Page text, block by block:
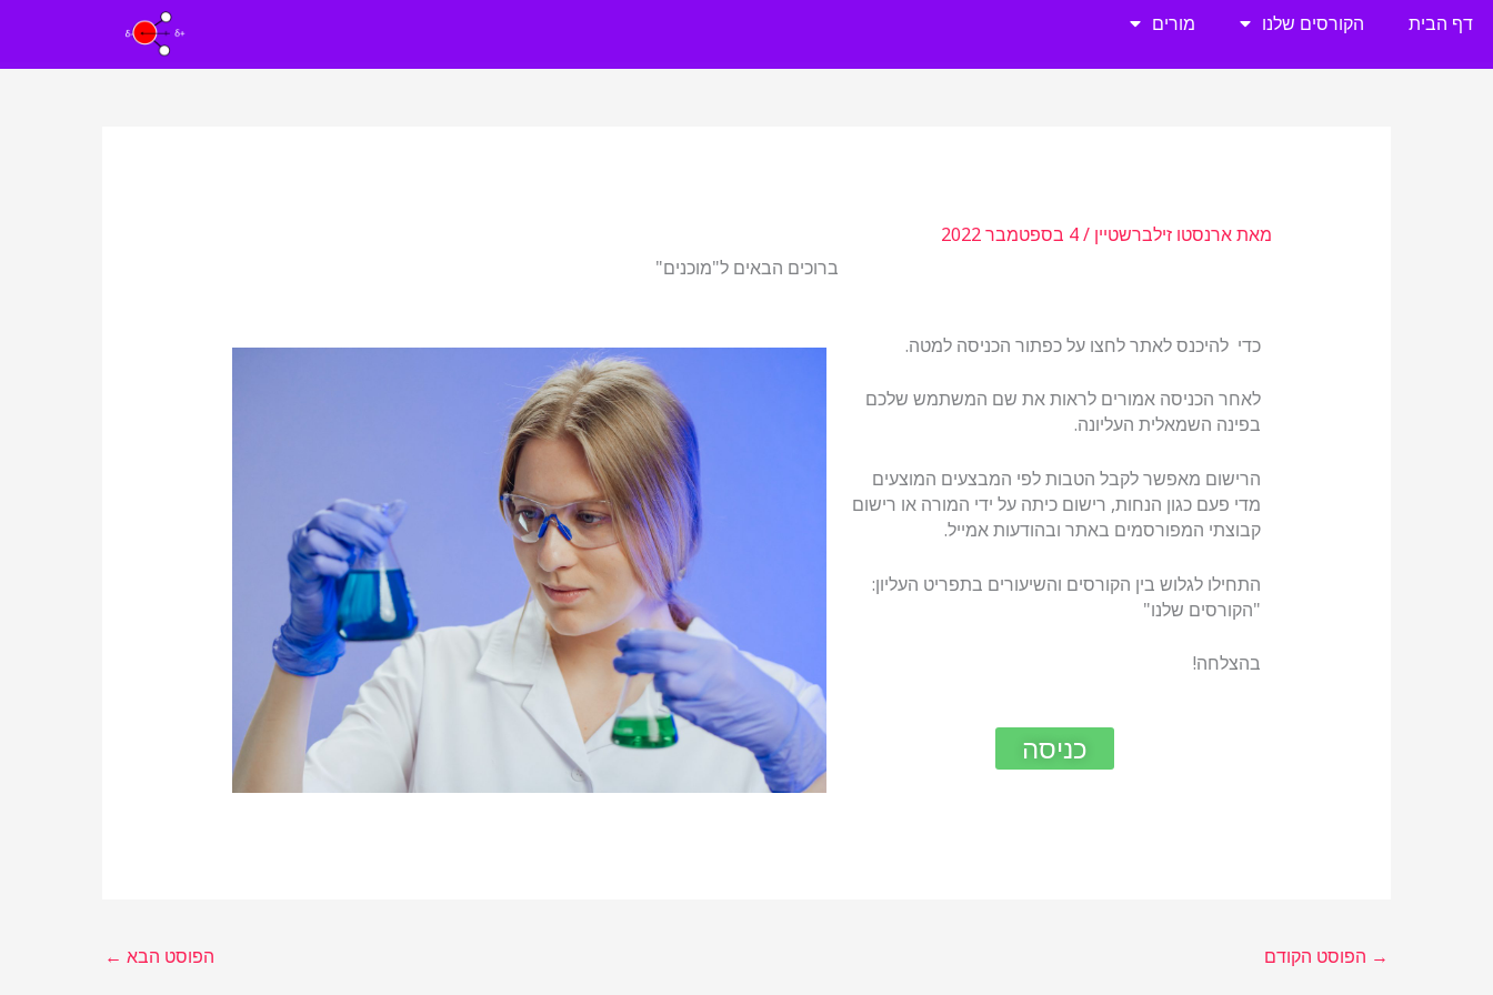
לתוכן
דף הבית הקורסים שלנו מורים
מאתארנסטו זילברשטיין /4 בספטמבר 2022
ברוכים הבאים ל"מוכנים"
כדי להיכנס לאתר לחצו על כפתור הכניסה למטה.
לאחר הכניסה אמורים לראות את שם המשתמש שלכם
בפינה השמאלית העליונה.
הרישום מאפשר לקבל הטבות לפי המבצעים המוצעים
מדי פעם כגון הנחות, רישום כיתה על ידי המורה או רישום
קבוצתי המפורסמים באתר ובהודעות אמייל.
התחילו לגלוש בין הקורסים והשיעורים בתפריט העליון:
"הקורסים שלנו"
בהצלחה!
כניסה
→ הפוסט הקודם הפוסט הבא ←